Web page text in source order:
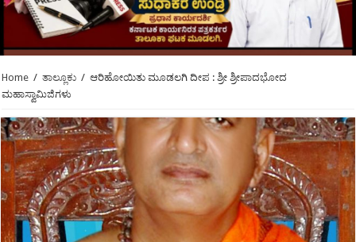
Home / ತಾಲ್ಲೂಕು / ಆರಿಹೋಯಿತು ಮೂಡಲಗಿ ದೀಪ : ಶ್ರೀ ಶ್ರೀಪಾದಭೋದ
ಮಹಾಸ್ವಾಮಿಜಿಗಳು